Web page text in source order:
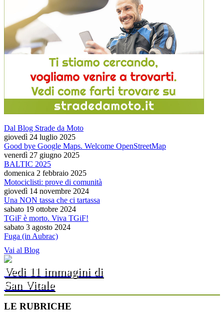
Dal Blog Strade da Moto
giovedì 24 luglio 2025
Good bye Google Maps. Welcome OpenStreetMap
venerdì 27 giugno 2025
BALTIC 2025
domenica 2 febbraio 2025
Motociclisti: prove di comunità
giovedì 14 novembre 2024
Una NON tassa che ci tartassa
sabato 19 ottobre 2024
TGiF è morto. Viva TGiF!
sabato 3 agosto 2024
Fuga (in Aubrac)
Vai al Blog
Vedi 11 immagini di
San Vitale
LE RUBRICHE